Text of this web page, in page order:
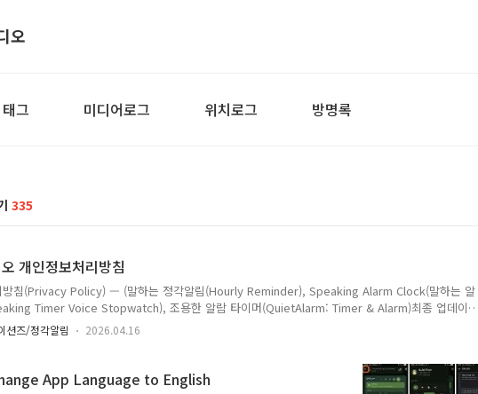
오
태그 미디어로그 위치로그 방명록
335
개인정보처리방침
방침(Privacy Policy) — (말하는 정각알림(Hourly Reminder), Speaking Alarm Clock(말하는 알
Timer Voice Stopwatch), 조용한 알람 타이머(QuietAlarm: Timer & Alarm)최종 업데이
16일 시행일: 2026년 3월 02일 앱 버전: 26030201 (versionCode 335) 이상 개발사: 코모스튜디
개요코모스튜디오(이하 "회사")는 이용자의 개인정보를 소중히 여기며, 「개인정보 보호
방침은 매시간 말하는 알람시계..
션즈/정각알림 2026.04.16
App Language to English